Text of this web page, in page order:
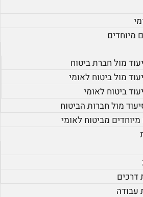
מיוחדים
מול חברת ביטוח
מול ביטוח לאומי
ביטוח לאומי
מול חברות הביטוח
מביטוח לאומי
דרכים
עבודה